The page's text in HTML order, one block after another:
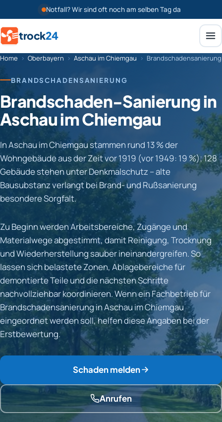
Notfall? Wir sind oft noch am selben Tag da
trock24
Home › Oberbayern › Aschau im Chiemgau › Brandschadensanierung
BRANDSCHADENSANIERUNG
Brandschaden-Sanierung in
Aschau im Chiemgau
In Aschau im Chiemgau stammen rund 13 % der
Wohngebäude aus der Zeit vor 1919 (vor 1949: 19 %); 128
Gebäude stehen unter Denkmalschutz – alte
Bausubstanz verlangt bei Brand- und Rußsanierung
besondere Sorgfalt.
Zu Beginn werden Arbeitsbereiche, Zugänge und
Materialwege abgestimmt, damit Reinigung, Trocknung
und Wiederherstellung sauber ineinandergreifen. So
lassen sich belastete Zonen, Ablagebereiche für
demontierte Teile und die nächsten Schritte
nachvollziehbar koordinieren. Wenn ein Fachbetrieb für
Brandschadensanierung in Aschau im Chiemgau
eingeordnet werden soll, helfen diese Angaben bei der
Erstbewertung.
Schaden melden
Anrufen